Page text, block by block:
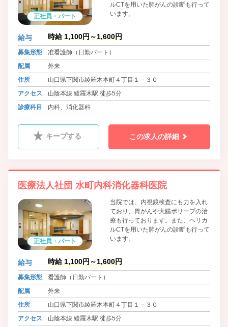
正社員・パート
ルCTを用いた肺がんの診断も行って
います。
給与 時給 1,100円～1,600円
募集形態
准看護師（日勤パート）
配属
外来
住所
山口県下関市綾羅木本町４丁目１－３０
アクセス
山陰本線 綾羅木駅 徒歩5分
診療科目
内科、消化器科
キープする この求人の詳細
医療法人社団 水町内科消化器科医院
正社員・パート
当院では、内視鏡検査にも力を入れ
ており、胃がんや大腸ポリープの治
療も行っております。また、ヘリカ
ルCTを用いた肺がんの診断も行って
います。
給与 時給 1,100円～1,600円
募集形態
看護師（日勤パート）
配属
外来
住所
山口県下関市綾羅木本町４丁目１－３０
アクセス
山陰本線 綾羅木駅 徒歩5分